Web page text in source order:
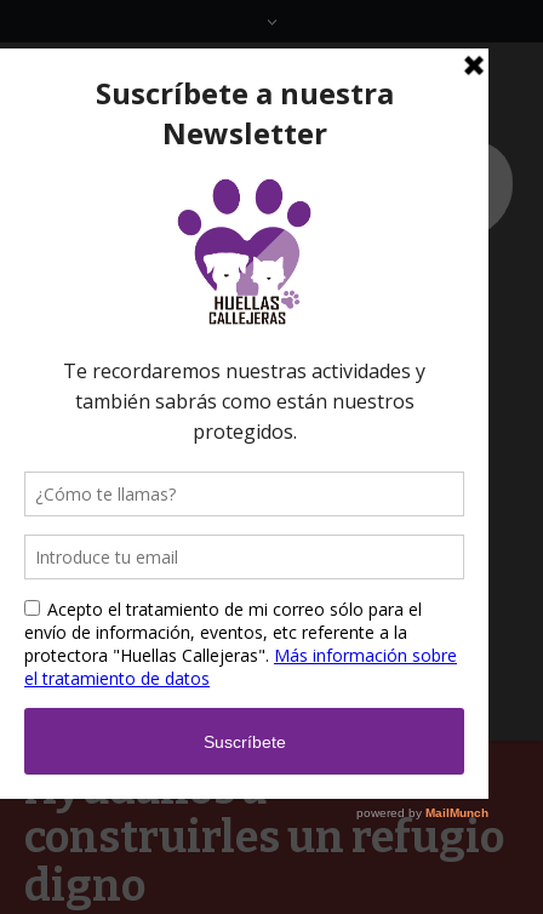
Ayúdanos a
construirles un refugio
digno